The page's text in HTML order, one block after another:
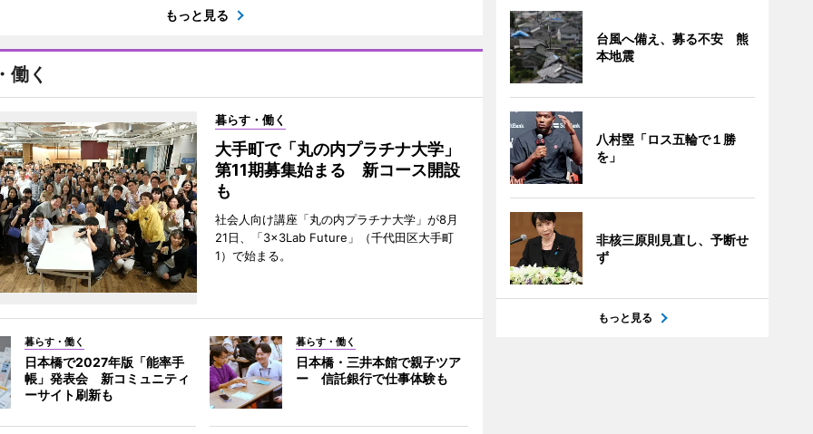
もっと見る
働く
暮らす・働く
大手町で「丸の内プラチナ大学」
第11期募集始まる 新コース開設
も
社会人向け講座「丸の内プラチナ大学」が8月
21日、「3×3Lab Future」（千代田区大手町
1）で始まる。
暮らす・働く
日本橋で2027年版「能率手
帳」発表会 新コミュニティ
ーサイト刷新も
暮らす・働く
日本橋・三井本館で親子ツア
ー 信託銀行で仕事体験も
台風へ備え、募る不安 熊
本地震
八村塁「ロス五輪で１勝
を」
非核三原則見直し、予断せ
ず
もっと見る